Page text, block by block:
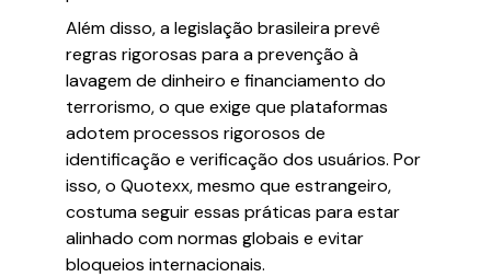
Além disso, a legislação brasileira prevê
regras rigorosas para a prevenção à
lavagem de dinheiro e financiamento do
terrorismo, o que exige que plataformas
adotem processos rigorosos de
identificação e verificação dos usuários. Por
isso, o Quotexx, mesmo que estrangeiro,
costuma seguir essas práticas para estar
alinhado com normas globais e evitar
bloqueios internacionais.